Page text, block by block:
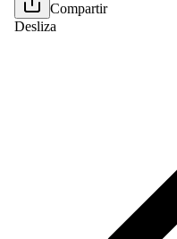
Compartir
Desliza